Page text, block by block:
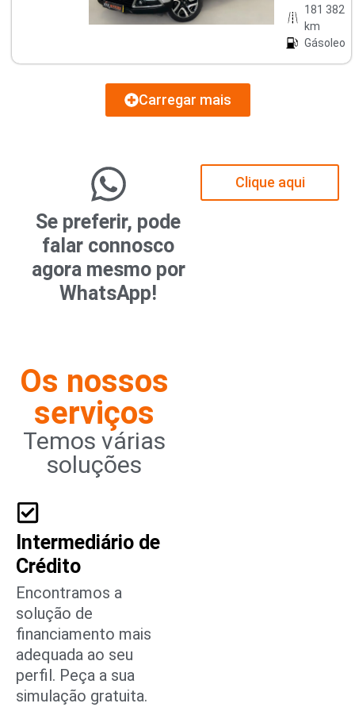
181 382
km
Gásoleo
Carregar mais
Se preferir, pode
falar connosco
agora mesmo por
WhatsApp!
Clique aqui
Os nossos
serviços
Temos várias
soluções
Intermediário de
Crédito
Encontramos a
solução de
financiamento mais
adequada ao seu
perfil. Peça a sua
simulação gratuita.